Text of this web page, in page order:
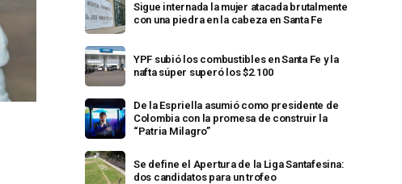
Sigue internada la mujer atacada brutalmente
con una piedra en la cabeza en Santa Fe
YPF subió los combustibles en Santa Fe y la
nafta súper superó los $2.100
De la Espriella asumió como presidente de
Colombia con la promesa de construir la
“Patria Milagro”
Se define el Apertura de la Liga Santafesina:
dos candidatos para un trofeo